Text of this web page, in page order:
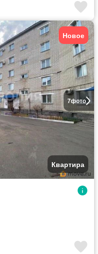
7фото
Новое
Квартира